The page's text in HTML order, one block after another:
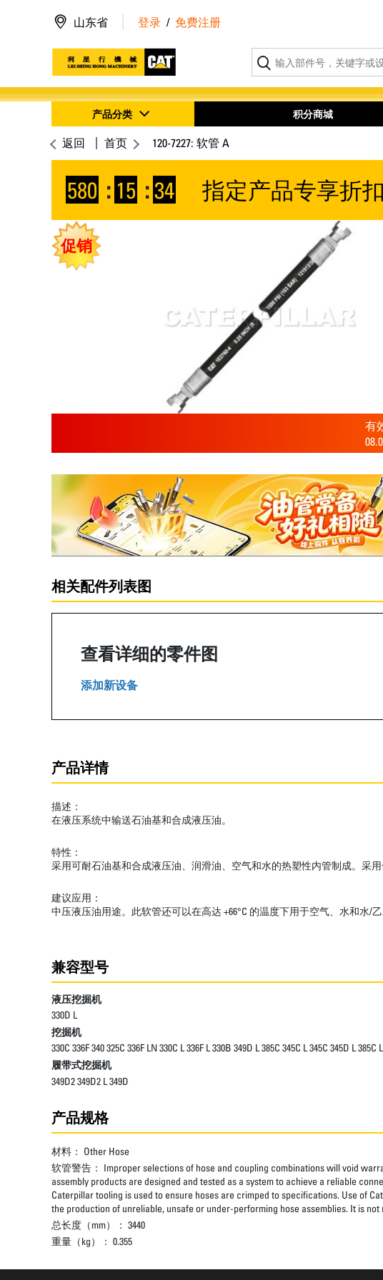
山东省 登录 / 免费注册
产品分类 积分商城
返回 首页 120-7227: 软管 A
580 : 15 :33 指定产品专享折扣
促销
有
相关配件列表图
查看详细的零件图
添加新设备
产品详情
描述：
在液压系统中输送石油基和合成液压油。
特性：
采用可耐石油基和合成液压油、润滑油、空气和水的热塑性内管制成。采
建议应用：
中压液压油用途。此软管还可以在高达 +66°C 的温度下用于空气、水和水/乙
兼容型号
液压挖掘机
330D L
挖掘机
330C 336F 340 325C 336F LN 330C L 336F L 330B 349D L 385C 345C L 345C 345D L
履带式挖掘机
349D2 349D2 L 349D
产品规格
材料： Other Hose
软管警告： Improper selections of hose and coupling combinations will void
assembly products are designed and tested as a system to achieve a reliable
Caterpillar tooling is used to ensure hoses are crimped to specifications. Use of
the production of unreliable, unsafe or under-performing hose assemblies. It is not
总长度（mm）： 3440
重量（kg）： 0.355